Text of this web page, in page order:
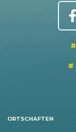
ORTSCHAFTEN